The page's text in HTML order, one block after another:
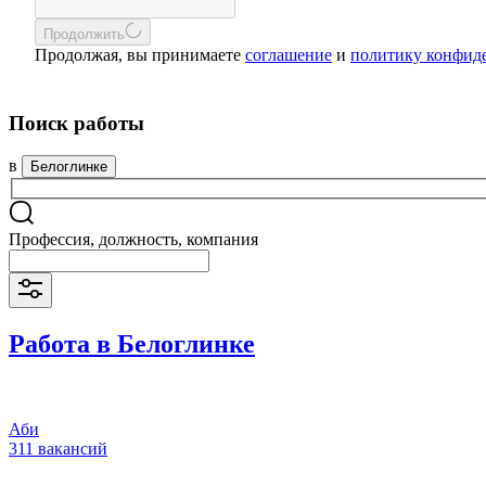
Продолжить
Продолжая, вы принимаете соглашение и политику
Поиск работы
в Белоглинке
Профессия, должность, компания
Работа в Белоглинке
Аби
311 вакансий